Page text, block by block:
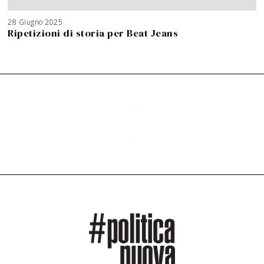
28 Giugno 2025
Ripetizioni di storia per Beat Jeans